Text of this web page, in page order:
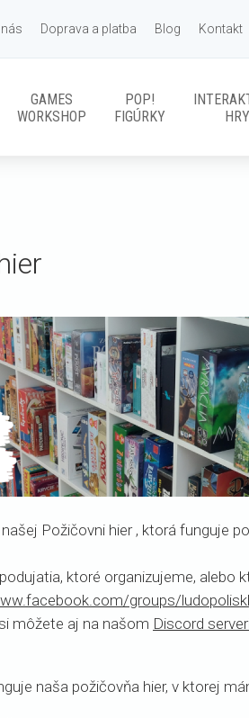
nás Doprava a platba Blog Kontakt
GAMES
WORKSHOP
POP!
FIGÚRKY
HRY
Požičovni hier , ktorá funguje
ktoré organizujeme,
groups/
môžete aj na našom Discord
naša požičovňa hier, v ktorej